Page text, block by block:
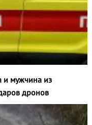
и мужчина из
дронов